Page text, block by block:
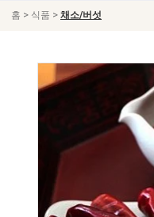
홈 > 식품 > 채소/버섯